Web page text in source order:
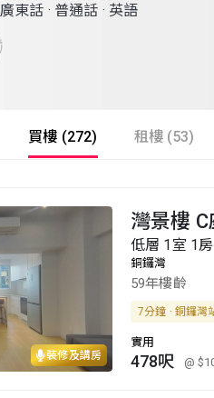
廣東話 · 普通話 · 英語
買樓 (272) 租樓 (53)
裝修及講房
灣景樓 C
低層 1室 1房
銅鑼灣
59年樓齡
7分鐘 · 銅鑼灣
實用
478呎 @